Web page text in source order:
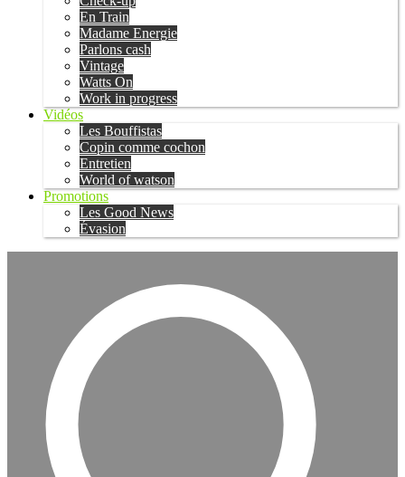
En Train
Madame Energie
Parlons cash
Vintage
Watts On
Work in progress
Vidéos
Les Bouffistas
Copin comme cochon
Entretien
World of watson
Promotions
Les Good News
Évasion